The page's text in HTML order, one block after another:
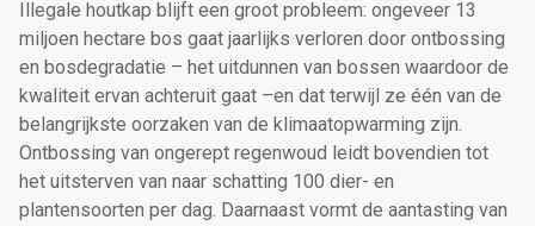
Illegale houtkap blijft een groot probleem: ongeveer 13
miljoen hectare bos gaat jaarlijks verloren door ontbossing
en bosdegradatie – het uitdunnen van bossen waardoor de
kwaliteit ervan achteruit gaat –en dat terwijl ze één van de
belangrijkste oorzaken van de klimaatopwarming zijn.
Ontbossing van ongerept regenwoud leidt bovendien tot
het uitsterven van naar schatting 100 dier- en
plantensoorten per dag. Daarnaast vormt de aantasting van